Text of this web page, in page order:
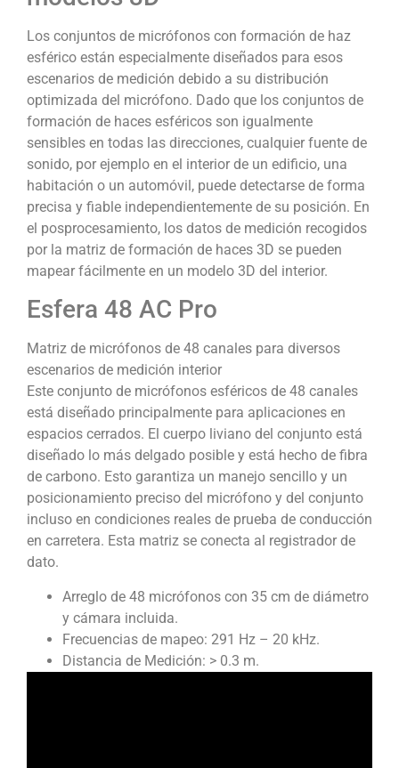
Los conjuntos de micrófonos con formación de haz
esférico están especialmente diseñados para esos
escenarios de medición debido a su distribución
optimizada del micrófono. Dado que los conjuntos de
formación de haces esféricos son igualmente
sensibles en todas las direcciones, cualquier fuente de
sonido, por ejemplo en el interior de un edificio, una
habitación o un automóvil, puede detectarse de forma
precisa y fiable independientemente de su posición. En
el posprocesamiento, los datos de medición recogidos
por la matriz de formación de haces 3D se pueden
mapear fácilmente en un modelo 3D del interior.
Esfera 48 AC Pro
Matriz de micrófonos de 48 canales para diversos
escenarios de medición interior
Este conjunto de micrófonos esféricos de 48 canales
está diseñado principalmente para aplicaciones en
espacios cerrados. El cuerpo liviano del conjunto está
diseñado lo más delgado posible y está hecho de fibra
de carbono. Esto garantiza un manejo sencillo y un
posicionamiento preciso del micrófono y del conjunto
incluso en condiciones reales de prueba de conducción
en carretera. Esta matriz se conecta al registrador de
dato.
Arreglo de 48 micrófonos con 35 cm de diámetro
y cámara incluida.
Frecuencias de mapeo: 291 Hz – 20 kHz.
Distancia de Medición: > 0.3 m.